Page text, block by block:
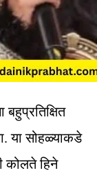
बहुप्रतिक्षित
या सोहळ्याकडे
कोलते हिने